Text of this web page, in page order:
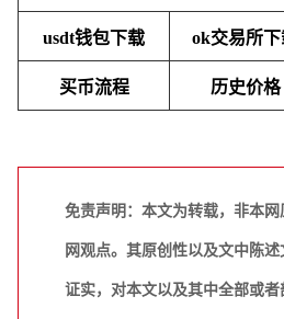
usdt钱包下载 ok交易所下
买币流程 历史价格
免责声明：本文为转载，非本
网观点。其原创性以及文中陈
证实，对本文以及其中全部或